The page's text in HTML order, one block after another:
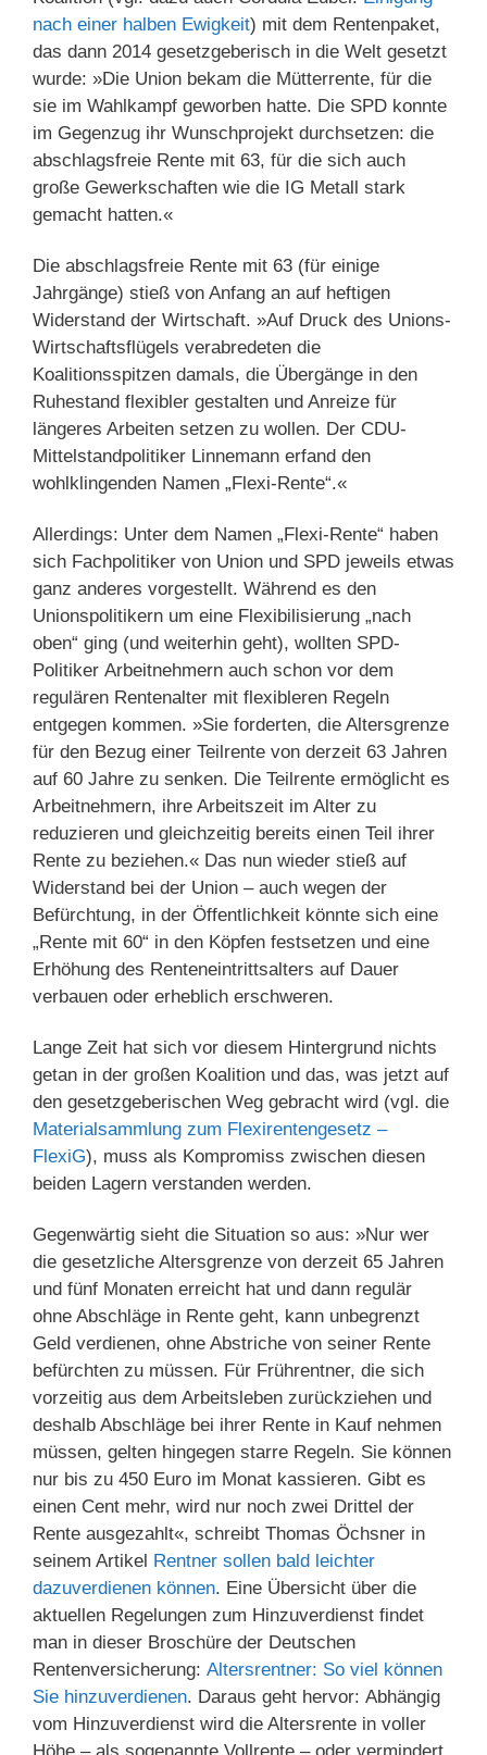
nach einer halben Ewigkeit) mit dem Rentenpaket,
das dann 2014 gesetzgeberisch in die Welt gesetzt
wurde: »Die Union bekam die Mütterrente, für die
sie im Wahlkampf geworben hatte. Die SPD konnte
im Gegenzug ihr Wunschprojekt durchsetzen: die
abschlagsfreie Rente mit 63, für die sich auch
große Gewerkschaften wie die IG Metall stark
gemacht hatten.«
Die abschlagsfreie Rente mit 63 (für einige
Jahrgänge) stieß von Anfang an auf heftigen
Widerstand der Wirtschaft. »Auf Druck des Unions-
Wirtschaftsflügels verabredeten die
Koalitionsspitzen damals, die Übergänge in den
Ruhestand flexibler gestalten und Anreize für
längeres Arbeiten setzen zu wollen. Der CDU-
Mittelstandpolitiker Linnemann erfand den
wohlklingenden Namen „Flexi-Rente“.«
Allerdings: Unter dem Namen „Flexi-Rente“ haben
sich Fachpolitiker von Union und SPD jeweils etwas
ganz anderes vorgestellt. Während es den
Unionspolitikern um eine Flexibilisierung „nach
oben“ ging (und weiterhin geht), wollten SPD-
Politiker Arbeitnehmern auch schon vor dem
regulären Rentenalter mit flexibleren Regeln
entgegen kommen. »Sie forderten, die Altersgrenze
für den Bezug einer Teilrente von derzeit 63 Jahren
auf 60 Jahre zu senken. Die Teilrente ermöglicht es
Arbeitnehmern, ihre Arbeitszeit im Alter zu
reduzieren und gleichzeitig bereits einen Teil ihrer
Rente zu beziehen.« Das nun wieder stieß auf
Widerstand bei der Union – auch wegen der
Befürchtung, in der Öffentlichkeit könnte sich eine
„Rente mit 60“ in den Köpfen festsetzen und eine
Erhöhung des Renteneintrittsalters auf Dauer
verbauen oder erheblich erschweren.
Lange Zeit hat sich vor diesem Hintergrund nichts
getan in der großen Koalition und das, was jetzt auf
den gesetzgeberischen Weg gebracht wird (vgl. die
Materialsammlung zum Flexirentengesetz –
FlexiG), muss als Kompromiss zwischen diesen
beiden Lagern verstanden werden.
Gegenwärtig sieht die Situation so aus: »Nur wer
die gesetzliche Altersgrenze von derzeit 65 Jahren
und fünf Monaten erreicht hat und dann regulär
ohne Abschläge in Rente geht, kann unbegrenzt
Geld verdienen, ohne Abstriche von seiner Rente
befürchten zu müssen. Für Frührentner, die sich
vorzeitig aus dem Arbeitsleben zurückziehen und
deshalb Abschläge bei ihrer Rente in Kauf nehmen
müssen, gelten hingegen starre Regeln. Sie können
nur bis zu 450 Euro im Monat kassieren. Gibt es
einen Cent mehr, wird nur noch zwei Drittel der
Rente ausgezahlt«, schreibt Thomas Öchsner in
seinem Artikel
Rentner sollen bald leichter
dazuverdienen können. Eine Übersicht über die
aktuellen Regelungen zum Hinzuverdienst findet
man in dieser Broschüre der Deutschen
Rentenversicherung: Altersrentner: So viel können
Sie hinzuver­dienen. Daraus geht hervor: Abhängig
vom Hinzuverdienst wird die Altersrente in voller